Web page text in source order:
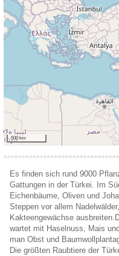
500 km
Es finden sich rund 9000
Gattungen in der Türkei. Im
Eichenbäume, Oliven und
Steppen vor allem
Kakteengewächse
wartet mit Haselnuss, Mais
man Obst und
Die größten Raubtiere der